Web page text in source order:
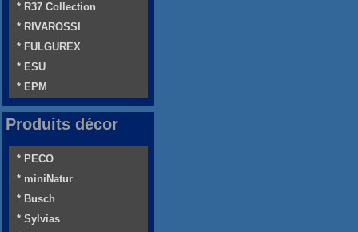
* R37 Collection
* RIVAROSSI
* FULGUREX
* ESU
* EPM
Produits décor
* PECO
* miniNatur
* Busch
* Sylvias